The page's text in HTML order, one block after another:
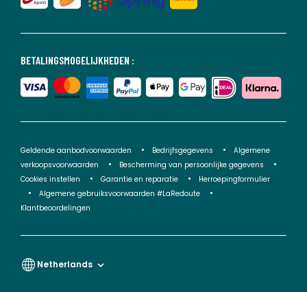
BETALINGSMOGELIJKHEDEN :
Geldende aanbodvoorwaarden Bedrijfsgegevens
Algemene
verkoopsvoorwaarden
Bescherming van persoonlijke gegevens
Cookies instellen
Garantie en reparatie
Herroepingformulier
Algemene gebruiksvoorwaarden #LaRedoute
Klantbeoordelingen
Netherlands